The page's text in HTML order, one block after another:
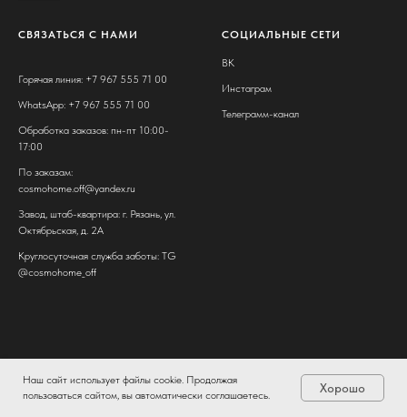
Наш сайт использует файлы cookie. Продолжая
пользоваться сайтом, вы автоматически соглашаетесь.
Хорошо
СВЯЗАТЬСЯ С НАМИ
Горячая линия: +7 967 555 71 00
WhatsApp: +7 967 555 71 00
Обработка заказов: пн-пт 10:00-
17:00
По заказам:
cosmohome.off@yandex.ru
Завод, штаб-квартира: г. Рязань, ул.
Октябрьская, д. 2А
Круглосуточная служба заботы: TG
@cosmohome_off
СОЦИАЛЬНЫЕ СЕТИ
ВК
Инстаграм
Телеграмм-канал